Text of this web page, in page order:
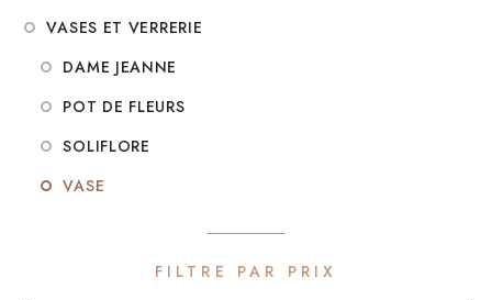
VASES ET VERRERIE
DAME JEANNE
POT DE FLEURS
SOLIFLORE
VASE
FILTRE PAR PRIX